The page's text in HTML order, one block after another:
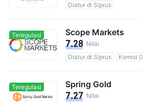
Diatur di Siprus
Teregulasi Scope Markets
7.28 Nilai
Diatur di Siprus
Komisi 0
Teregulasi Spring Gold
7.27 Nilai